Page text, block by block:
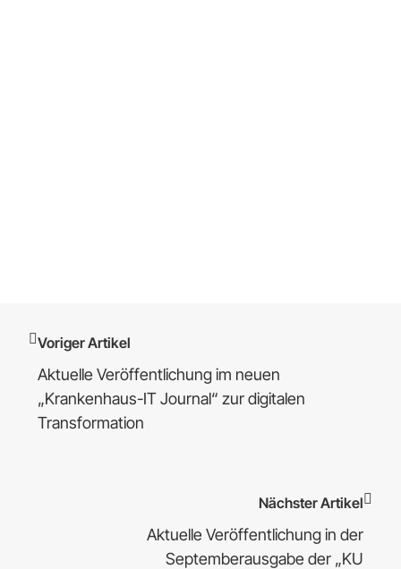
Voriger Artikel
Aktuelle Veröffentlichung im neuen
„Krankenhaus-IT Journal“ zur digitalen
Transformation
Nächster Artikel
Aktuelle Veröffentlichung in der
Septemberausgabe der „KU